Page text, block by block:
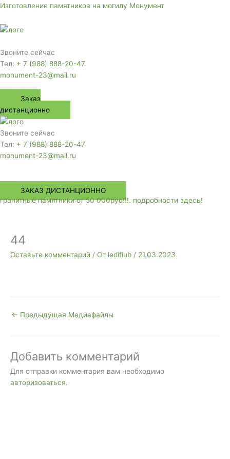
Перейти
содержимому
Изготовление памятников на могилу Монумент
Звоните сейчас
Тел: + 7 (988) 888-20-47
monument-23@mail.ru
Заказ
дистанционно
Звоните сейчас
Тел: + 7 (988) 888-20-47
monument-23@mail.ru
Меню
ЗАКАЗ ДИСТАНЦИОННО
гранитные памятники от 50 000руб!!!. подробности здесь!
44
Оставьте комментарий / От ledifiub / 21.03.2023
← Предыдущая Медиафайлы
Добавить комментарий
Для отправки комментария вам необходимо
авторизоваться.